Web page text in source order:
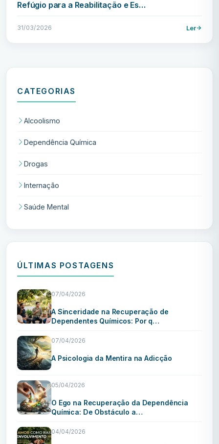
Refúgio para a Reabilitação e Es…
31/03/2026 Ler
CATEGORIAS
Alcoolismo
Dependência Química
Drogas
Internação
Saúde Mental
ÚLTIMAS POSTAGENS
07/04/2026
A Sinceridade na Recuperação de
Dependentes Químicos: Por q…
07/04/2026
A Psicologia da Mentira na Adicção
05/04/2026
O Ego na Recuperação da Dependência
Química: De Obstáculo a…
04/04/2026